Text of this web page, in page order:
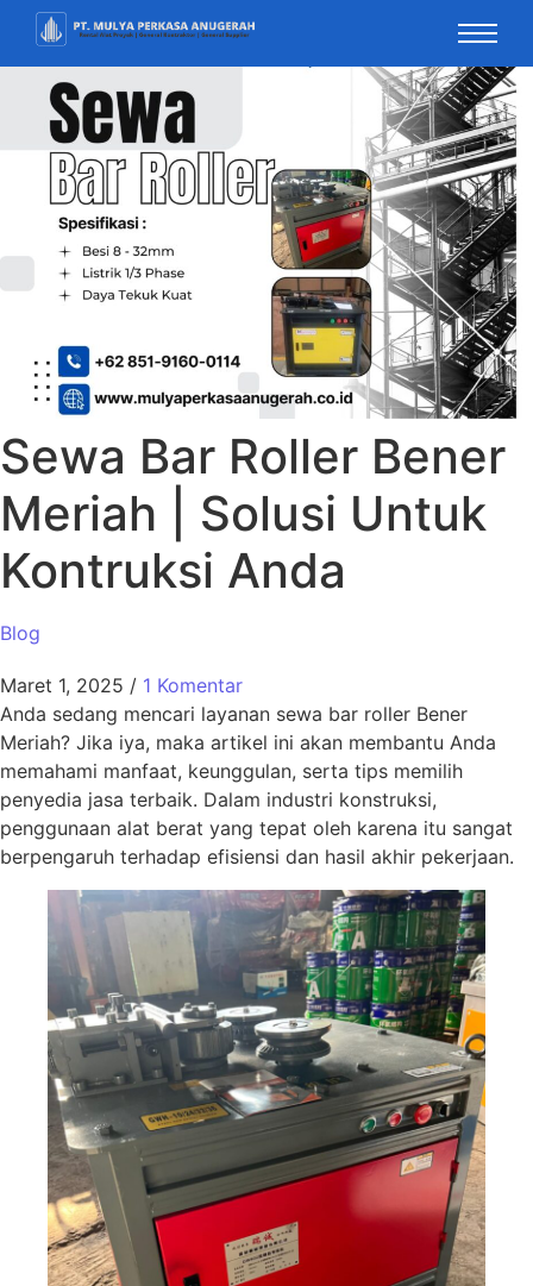
Sewa Bar Roller Bener
Meriah | Solusi Untuk
Kontruksi Anda
Blog
Maret 1, 2025 / 1 Komentar
Anda sedang mencari layanan sewa bar roller Bener
Meriah? Jika iya, maka artikel ini akan membantu Anda
memahami manfaat, keunggulan, serta tips memilih
penyedia jasa terbaik. Dalam industri konstruksi,
penggunaan alat berat yang tepat oleh karena itu sangat
berpengaruh terhadap efisiensi dan hasil akhir pekerjaan.